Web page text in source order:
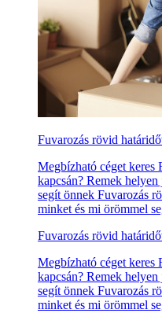
Fuvarozás rövid
Megbízható céget keres
kapcsán? Remek
segít önnek Fuvarozás
minket és mi örömmel
Fuvarozás rövid
Megbízható céget keres
kapcsán? Remek
segít önnek Fuvarozás
minket és mi örömmel